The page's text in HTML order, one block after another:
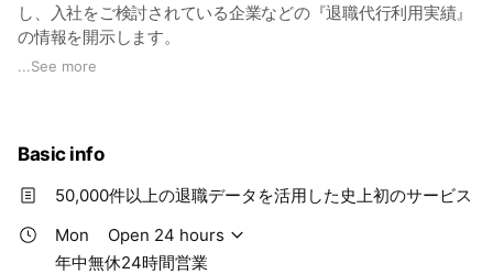
し、入社をご検討されている企業などの『退職代行利用実績』
の情報を開示します。
退職代行利用者数だけではなく、本当の退職理由・労働環境な
どの情報を知ることで入社企業の選定を行う重要な指標とする
ことが可能です。
https://momuriplus.com/disclosure/
...See more
Basic info
50,000件以上の退職データを活用した史上初のサービス
Mon
Open 24 hours
年中無休24時間営業